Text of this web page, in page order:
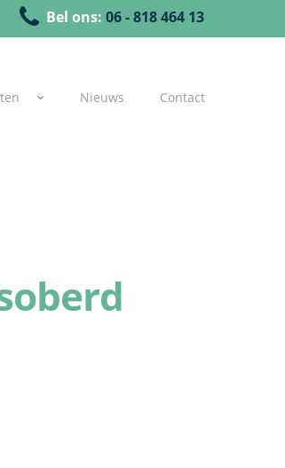
Bel ons: 06 - 818 464 13
Nieuws Contact